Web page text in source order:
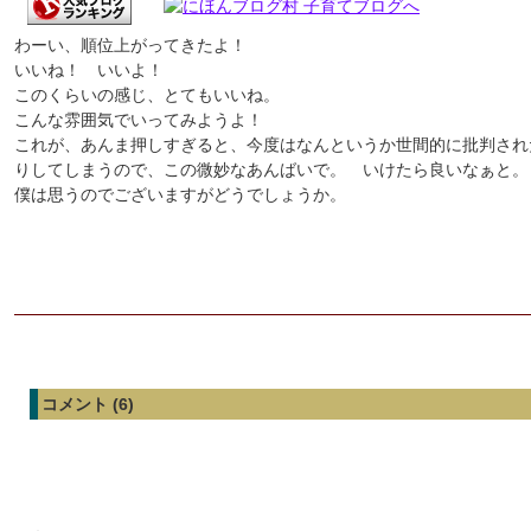
わーい、順位上がってきたよ！
いいね！ いいよ！
このくらいの感じ、とてもいいね。
こんな雰囲気でいってみようよ！
これが、あんま押しすぎると、今度はなんというか世間的に批判さ
りしてしまうので、この微妙なあんばいで。 いけたら良いなぁと
僕は思うのでございますがどうでしょうか。
コメント (6)